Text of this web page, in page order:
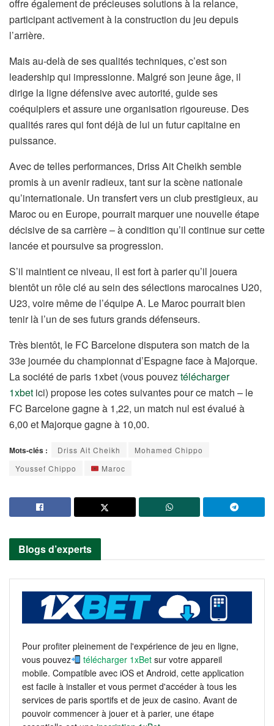
offre également de précieuses solutions à la relance,
participant activement à la construction du jeu depuis
l’arrière.
Mais au-delà de ses qualités techniques, c’est son
leadership qui impressionne. Malgré son jeune âge, il
dirige la ligne défensive avec autorité, guide ses
coéquipiers et assure une organisation rigoureuse. Des
qualités rares qui font déjà de lui un futur capitaine en
puissance.
Avec de telles performances, Driss Ait Cheikh semble
promis à un avenir radieux, tant sur la scène nationale
qu’internationale. Un transfert vers un club prestigieux, au
Maroc ou en Europe, pourrait marquer une nouvelle étape
décisive de sa carrière – à condition qu’il continue sur cette
lancée et poursuive sa progression.
S’il maintient ce niveau, il est fort à parier qu’il jouera
bientôt un rôle clé au sein des sélections marocaines U20,
U23, voire même de l’équipe A. Le Maroc pourrait bien
tenir là l’un de ses futurs grands défenseurs.
Très bientôt, le FC Barcelone disputera son match de la
33e journée du championnat d’Espagne face à Majorque.
La société de paris 1xbet (vous pouveztélécharger
1xbet ici) propose les cotes suivantes pour ce match – le
FC Barcelone gagne à 1,22, un match nul est évalué à
6,00 et Majorque gagne à 10,00.
Mots-clés : Driss Ait Cheikh
Mohamed Chippo
Youssef Chippo
Maroc
Blogs d’experts
Pour profiter pleinement de l'expérience de jeu en ligne,
vous pouvez
télécharger 1xBet sur votre appareil
mobile. Compatible avec iOS et Android, cette application
est facile à installer et vous permet d'accéder à tous les
services de paris sportifs et de jeux de casino. Avant de
pouvoir commencer à jouer et à parier, une étape